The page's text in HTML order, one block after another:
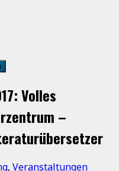
Volles
–
, Veranstaltungen